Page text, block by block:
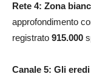
Rete 4: Zona
approfondimento
registrato 915.000
Canale 5: Gli